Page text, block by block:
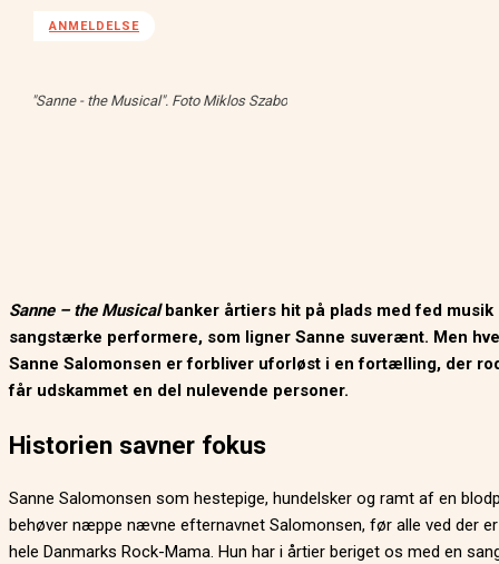
ANMELDELSE
"Sanne - the Musical". Foto Miklos Szabo
Sanne – the Musicalbanker årtiers hit på plads med fed musik
sangstærke performere, som ligner Sanne suverænt. Men
Sanne Salomonsen er forbliver uforløst i en fortælling, der
får udskammet en del nulevende personer.
Historien savner fokus
Sanne Salomonsen som hestepige, hundelsker og ramt af en
behøver næppe nævne efternavnet Salomonsen, før alle ved der
hele Danmarks Rock-Mama. Hun har i årtier beriget os med en